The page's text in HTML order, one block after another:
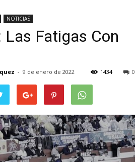
NOTICIAS
Las Fatigas Con
- 9 de enero de 2022 0
1434